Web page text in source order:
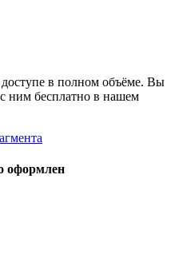
в полном объёме. Вы
ним бесплатно в нашем
оформлен